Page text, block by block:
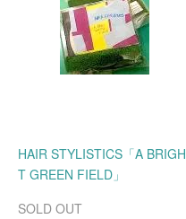
HAIR STYLISTICS「A BRIGH
T GREEN FIELD」
SOLD OUT